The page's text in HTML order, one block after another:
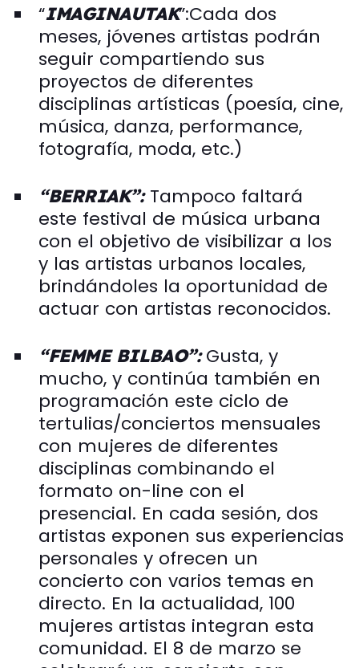
“IMAGINAUTAK”:Cada dos
meses, jóvenes artistas podrán
seguir compartiendo sus
proyectos de diferentes
disciplinas artísticas (poesía, cine,
música, danza, performance,
fotografía, moda, etc.)
“BERRIAK”:Tampoco faltará
este festival de música urbana
con el objetivo de visibilizar a los
y las artistas urbanos locales,
brindándoles la oportunidad de
actuar con artistas reconocidos.
“FEMME BILBAO”:Gusta, y
mucho, y continúa también en
programación este ciclo de
tertulias/conciertos mensuales
con mujeres de diferentes
disciplinas combinando el
formato on-line con el
presencial. En cada sesión, dos
artistas exponen sus experiencias
personales y ofrecen un
concierto con varios temas en
directo. En la actualidad, 100
mujeres artistas integran esta
comunidad. El 8 de marzo se